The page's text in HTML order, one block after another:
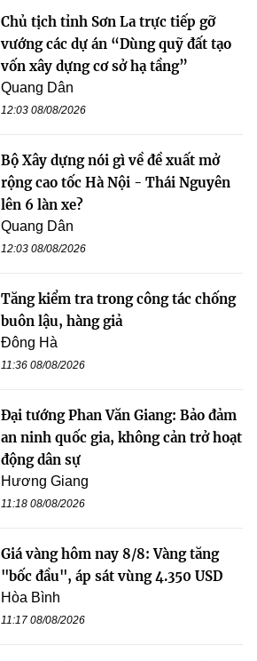
Chủ tịch tỉnh Sơn La trực tiếp gỡ
vướng các dự án “Dùng quỹ đất tạo
vốn xây dựng cơ sở hạ tầng”
Quang Dân
12:03 08/08/2026
Bộ Xây dựng nói gì về đề xuất mở
rộng cao tốc Hà Nội - Thái Nguyên
lên 6 làn xe?
Quang Dân
12:03 08/08/2026
Tăng kiểm tra trong công tác chống
buôn lậu, hàng giả
Đông Hà
11:36 08/08/2026
Đại tướng Phan Văn Giang: Bảo đảm
an ninh quốc gia, không cản trở hoạt
động dân sự
Hương Giang
11:18 08/08/2026
Giá vàng hôm nay 8/8: Vàng tăng
"bốc đầu", áp sát vùng 4.350 USD
Hòa Bình
11:17 08/08/2026